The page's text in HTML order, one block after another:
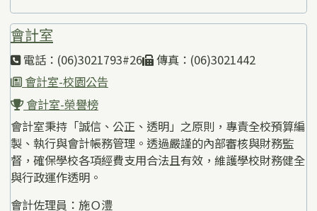
會計室
電話：(06)3021793#26
傳真：(06)3021442
會計室-校園公告
會計室-榮譽榜
會計室秉持「誠信、公正、透明」之原則，專責全校預算編
製、執行與會計帳務管理。透過嚴謹的內部審核與財務監
督，確保學校各項經費支用合法且有效，維護學校財務健全
與行政運作透明。
會計佐理員：施Ｏ澧